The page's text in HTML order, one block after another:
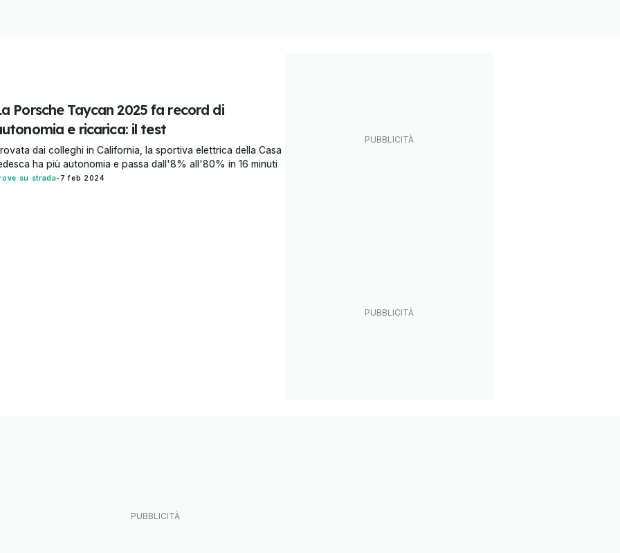
Porsche Taycan 2025 fa record di
e ricarica: il test
dai colleghi in California, la sportiva elettrica della Casa
ha più autonomia e passa dall'8% all'80% in 16 minuti
su strada- 7 feb 2024